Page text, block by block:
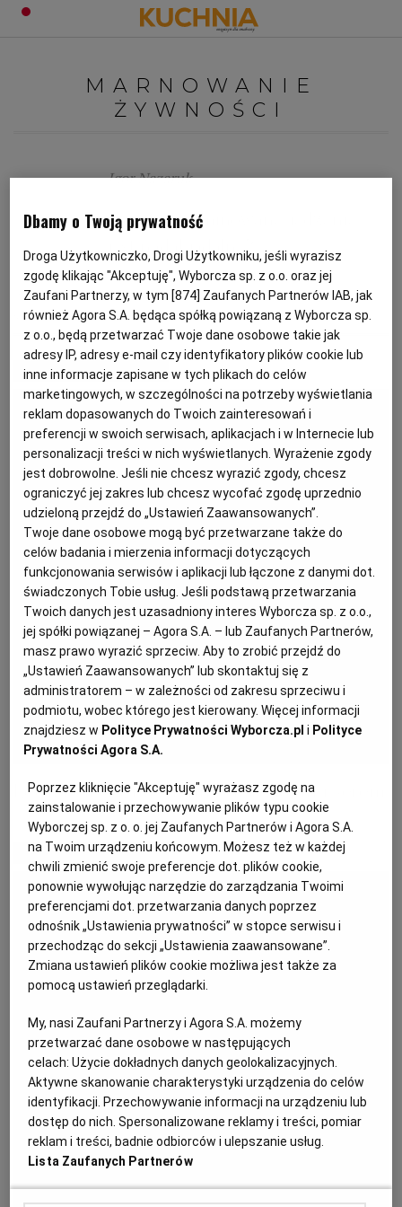
ŚNIADANIA
OBIADY
KOLACJE
DESERY
ZUPY
CIASTA
NAPOJE
SAŁATKI
MAKARONY
DRÓB
MIĘSA
RYBY
DOMOWE PRZETWORY
SOST, DIPY I INNE DODATKI
OKAZJE
HALLOWEEN
BOŻE NARODZENIE
KARNAWAŁ
WIELKANOC
WALENTYNKI
DOMOWE PRZYJĘCIE
GRILL
KUCHNIE ŚWIATA
KUCHNIA WŁOSKA
KUCHNIA BRYTYJSKA
KUCHNIA AFRYKAŃSKA
KUCHNIA JAPOŃSKA
KUCHNIA CHIŃSKA
KUCHNIA TAJSKA
KUCHNIA GRECKA
KUCHNIA PORTUGALSKA
KUCHNIA FRANCUSKA
KUCHNIA AMERYKAŃSKA
KUCHNIA MEKSYKAŃSKA
KUCHNIA INDYJSKA
KUCHNIA HISZPAŃSKA
KUCHNIA NIEMIECKA
DANIA SEZONOWE
PORADY
SZKOŁA GOTOWANIA
PORADY
ZAKUPY
SPRZĘT KUCHENNY
ZDROWA DIETA
DIETA
FIT PRZEPISY
WEGE
WEGAN
BEZ GLUTENU
DO POCZYTANIA
PODRÓŻE KULINARNE
HISTORIE KULINARNE
FELIETONY KULINARNE
KSIĄŻKI KULINARNE
SZEF KUCHNI
NASZE SERWISY
SERWISY LOKALNE
BIAŁYSTOK
BIELSKO-BIAŁA
BYDGOSZCZ
CZĘSTOCHOWA
GLIWICE
GORZÓW WIELKOPOLSKI
KALISZ
KATOWICE
KIELCE
KOSZALIN
KRAKÓW
WYBORCZA.PL
MAGAZYNY
DUŻY FORMAT
WOLNA SOBOTA
WYBORCZA TV I VOD
TYLKO ZDROWIE
KSIĄŻKI. MAGAZYN DO CZYTANIA
NASZA EUROPA
SŁÓWKA. MAGAZYN O JĘZYKU
WYBORCZA CLASSIC
WYBORCZA.BIZ
BIQDATA
JUTRONAUCI
ARCHIWUM
INNE SERWISY
GAZETA.PL
TOK FM
SPORT.PL
Zaloguj się
MARNOWANIE
ŻYWNOŚCI
Igor Nazaruk
Czy przeterminowane jedzenie
jest nadal jadalne?
JEDZENIE KUCHNIA
MARNOWANIE JEDZENIA
MARNOWANIE ŻYWNOŚCI
MATERIAŁ PROMOCYJNY
Letnia tarta z młodymi buraczkami i serem
MATERIAŁ PROMOCYJNY
Dbamy o Twoją prywatność
Droga Użytkowniczko, Drogi Użytkowniku, jeśli wyrazisz
zgodę klikając "Akceptuję", Wyborcza sp. z o.o. oraz jej
Zaufani Partnerzy, w tym [874] Zaufanych Partnerów IAB, jak
również Agora S.A. będąca spółką powiązaną z Wyborcza sp.
z o.o., będą przetwarzać Twoje dane osobowe takie jak
adresy IP, adresy e-mail czy identyfikatory plików cookie lub
inne informacje zapisane w tych plikach do celów
marketingowych, w szczególności na potrzeby wyświetlania
reklam dopasowanych do Twoich zainteresowań i
preferencji w swoich serwisach, aplikacjach i w Internecie lub
personalizacji treści w nich wyświetlanych. Wyrażenie zgody
jest dobrowolne. Jeśli nie chcesz wyrazić zgody, chcesz
ograniczyć jej zakres lub chcesz wycofać zgodę uprzednio
udzieloną przejdź do „Ustawień Zaawansowanych”.
Twoje dane osobowe mogą być przetwarzane także do
celów badania i mierzenia informacji dotyczących
funkcjonowania serwisów i aplikacji lub łączone z danymi dot.
świadczonych Tobie usług. Jeśli podstawą przetwarzania
Twoich danych jest uzasadniony interes Wyborcza sp. z o.o.,
jej spółki powiązanej – Agora S.A. – lub Zaufanych Partnerów,
masz prawo wyrazić sprzeciw. Aby to zrobić przejdź do
„Ustawień Zaawansowanych” lub skontaktuj się z
administratorem – w zależności od zakresu sprzeciwu i
podmiotu, wobec którego jest kierowany. Więcej informacji
znajdziesz w Polityce Prywatności Wyborcza.pl i Polityce
Prywatności Agora S.A.
Poprzez kliknięcie "Akceptuję" wyrażasz zgodę na
zainstalowanie i przechowywanie plików typu cookie
Wyborczej sp. z o. o. jej Zaufanych Partnerów i Agora S.A.
na Twoim urządzeniu końcowym. Możesz też w każdej
chwili zmienić swoje preferencje dot. plików cookie,
ponownie wywołując narzędzie do zarządzania Twoimi
preferencjami dot. przetwarzania danych poprzez
odnośnik „Ustawienia prywatności” w stopce serwisu i
przechodząc do sekcji „Ustawienia zaawansowane”.
Zmiana ustawień plików cookie możliwa jest także za
pomocą ustawień przeglądarki.
My, nasi Zaufani Partnerzy i Agora S.A. możemy
przetwarzać dane osobowe w następujących
celach:Użycie dokładnych danych geolokalizacyjnych.
Aktywne skanowanie charakterystyki urządzenia do celów
identyfikacji. Przechowywanie informacji na urządzeniu lub
dostęp do nich. Spersonalizowane reklamy i treści, pomiar
reklam i treści, badnie odbiorców i ulepszanie usług.
Lista Zaufanych Partnerów